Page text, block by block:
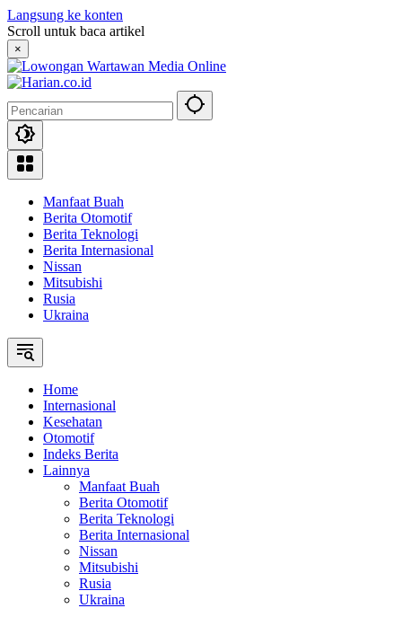
Langsung ke konten
Scroll untuk baca artikel
×
Manfaat Buah
Berita Otomotif
Berita Teknologi
Berita Internasional
Nissan
Mitsubishi
Rusia
Ukraina
Home
Internasional
Kesehatan
Otomotif
Indeks Berita
Lainnya
Manfaat Buah
Berita Otomotif
Berita Teknologi
Berita Internasional
Nissan
Mitsubishi
Rusia
Ukraina